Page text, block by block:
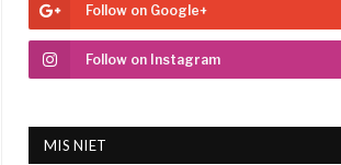
Follow on Google+
Follow on Instagram
MIS NIET